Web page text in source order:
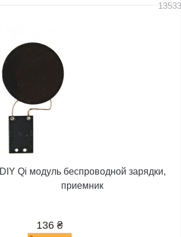
DIY Qi модуль беспроводной зарядки,
приемник
136 ₴